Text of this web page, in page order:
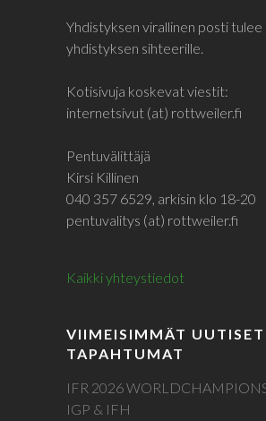
Yhdistyksen virallinen posti
yhdistyksen sihteerille.
Kotisivuja koskevat viestit:
internetsivut (at) rottweiler.fi
Pentuvälittäjä
Kirsi Killinen
040 357 6529, arkisin klo 18-20
pentuvalitys (at) rottweiler.fi
Kaikki yhteystiedot
VIIMEISIMMÄT UUTISET
TAPAHTUMAT
IFR 2026
IGP & IFH